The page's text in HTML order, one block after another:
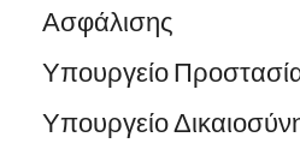
Ασφάλισης
Υπουργείο
Υπουργείο